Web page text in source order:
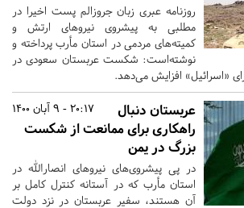
روزنامه عبری زبان جروزالم پست اخیرا در
مطلبی به پیشروی نیروهای ارتش و
کمیته‌های مردمی در استان مأرب پرداخته و
نوشته‌است: شکست عربستان سعودی در
«اسرائیل» افزایش می‌دهد.
20:17 - 9 آبان 1400
عربستان دنبال
راهکاری برای ممانعت از شکست
بزرگ در یمن
در پی پیشروی‌های نیروهای انصارالله در
استان مأرب که در آستانه کنترل کامل بر
آن هستند، سفیر عربستان در نزد دولت